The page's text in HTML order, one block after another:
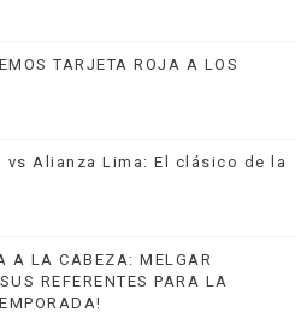
TARJETA ROJA A LOS
vs Alianza Lima: El clásico de la
A LA CABEZA: MELGAR
REFERENTES PARA LA